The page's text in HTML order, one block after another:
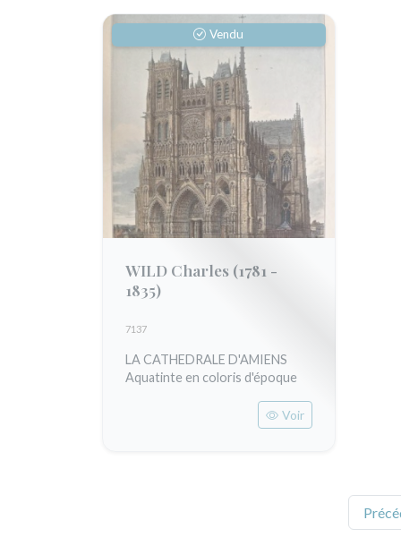
Vendu
WILD Charles (1781 -
1835)
7137
LA CATHEDRALE D'AMIENS
Aquatinte en coloris d'époque
Voir